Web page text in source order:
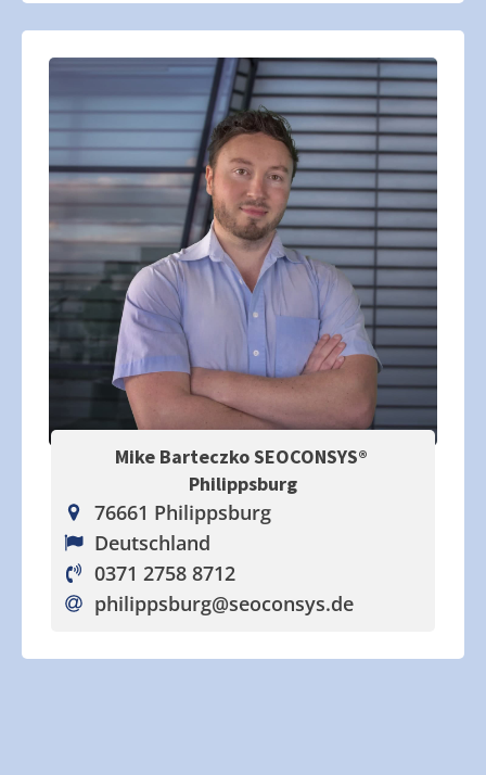
Mike Barteczko SEOCONSYS®
Philippsburg
76661 Philippsburg
Deutschland
0371 2758 8712
philippsburg@seoconsys.de